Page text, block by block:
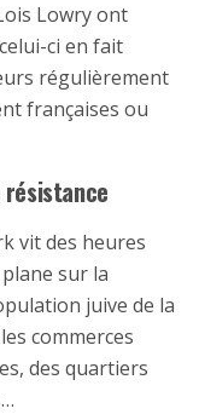
Lowry ont
ci en fait
régulièrement
françaises ou
résistance
vit des heures
sur la
juive de la
commerces
des quartiers